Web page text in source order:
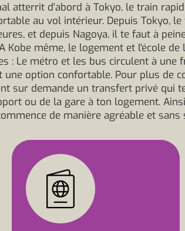
atterrit d'abord à Tokyo, le train
au vol intérieur. Depuis Tokyo,
et depuis Nagoya, il te faut à
Kobe même, le logement et l'école de
: Le métro et les bus circulent à une
option confortable. Pour plus de
sur demande un transfert privé qui
ou de la gare à ton logement.
de manière agréable et sans